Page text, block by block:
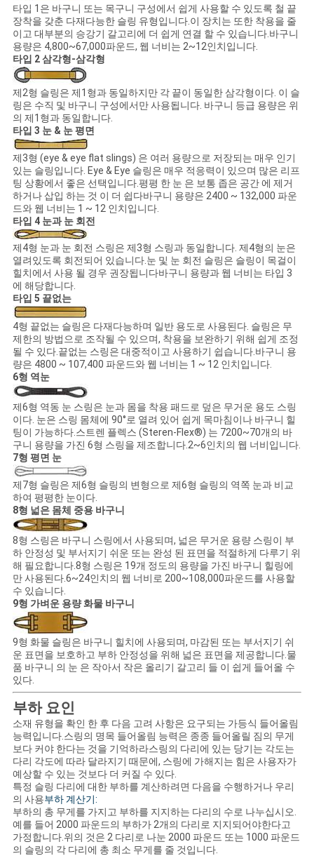
타입 1은 바구니 또는 목구니 구성에서 쉽게 사용할 수 있도록 철 끝
장착을 갖춘 다재다능한 슬링 유형입니다.이 장치는 또한 착용을 줄
이고 대부분의 승강기 갈고리에 더 쉽게 연결 할 수 있습니다.바구니
용량은 4,800~67,000파운드, 웹 너비는 2~12인치입니다.
타입 2 삼각형-삼각형
제2형 슬링은 제1형과 동일하지만 각 끝이 동일한 삼각형이다. 이 슬
링은 수직 및 바구니 구성에서만 사용됩니다. 바구니 등급 용량은 위
의 제1형과 동일합니다.
타입 3 눈 & 눈 평면
제3형 (eye & eye flat slings) 은 여러 용량으로 저장되는 매우 인기
있는 슬링입니다. Eye & Eye 슬링은 매우 적응력이 있으며 많은 리프
팅 상황에서 좋은 선택입니다.평평 한 눈 은 보통 좁은 공간 에 제거
하거나 삽입 하는 것 이 더 쉽다바구니 용량은 2400 ~ 132,000 파운
드와 웹 너비는 1 ~ 12 인치입니다.
타입 4 눈과 눈 회전
제4형 눈과 눈 회전 스링은 제3형 스링과 동일합니다. 제4형의 눈은
열려있도록 회전되어 있습니다.눈 및 눈 회전 슬링은 슬링이 목걸이
힐치에서 사용 될 경우 권장됩니다바구니 용량과 웹 너비는 타입 3
에 해당합니다.
타입 5 끝없는
4형 끝없는 슬링은 다재다능하며 일반 용도로 사용된다. 슬링은 무
제한의 방법으로 조작될 수 있으며, 착용을 보완하기 위해 쉽게 조정
될 수 있다.끝없는 스링은 대중적이고 사용하기 쉽습니다.바구니 용
량은 4800 ~ 107,400 파운드와 웹 너비는 1 ~ 12 인치입니다.
6형 역눈
제6형 역동 눈 스링은 눈과 몸을 착용 패드로 덮은 무거운 용도 스링
이다. 눈은 스링 몸체에 90°로 열려 있어 쉽게 목마침이나 바구니 힐
팅이 가능하다.스트렌 플렉스 (Steren-Flex®) 는 7200~70개의 바
구니 용량을 가진 6형 스링을 제조합니다.2~6인치의 웹 너비입니다.
7형 평면 눈
제7형 슬링은 제6형 슬링의 변형으로 제6형 슬링의 역쪽 눈과 비교
하여 평평한 눈이다.
8형 넓은 몸체 중용 바구니
8형 스링은 바구니 스링에서 사용되며, 넓은 무거운 용량 스링이 부
하 안정성 및 부서지기 쉬운 또는 완성 된 표면을 적절하게 다루기 위
해 필요합니다.8형 스링은 19개 정도의 용량을 가진 바구니 힐링에
만 사용된다.6~24인치의 웹 너비로 200~108,000파운드를 사용할
수 있습니다.
9형 가벼운 용량 화물 바구니
9형 화물 슬링은 바구니 힐치에 사용되며, 마감된 또는 부서지기 쉬
운 표면을 보호하고 부하 안정성을 위해 넓은 표면을 제공합니다.물
품 바구니 의 눈 은 작아서 작은 올리기 갈고리 들 이 쉽게 들어올 수
있다.
부하 요인
소재 유형을 확인 한 후 다음 고려 사항은 요구되는 가등식 들어올림
능력입니다.스링의 명목 들어올림 능력은 종종 들어올릴 짐의 무게
보다 커야 한다는 것을 기억하라스링의 다리에 있는 당기는 각도는
다리 각도에 따라 달라지기 때문에, 스링에 가해지는 힘은 사용자가
예상할 수 있는 것보다 더 커질 수 있다.
특정 슬링 다리에 대한 부하를 계산하려면 다음을 수행하거나 우리
의 사용부하 계산기:
부하의 총 무게를 가지고 부하를 지지하는 다리의 수로 나누십시오.
예를 들어 2000 파운드의 부하가 2개의 다리로 지지되어야한다고
가정합니다.위의 것은 2 다리로 나눈 2000 파운드 또는 1000 파운드
의 슬링의 각 다리에 총 최소 무게를 줄 것입니다.